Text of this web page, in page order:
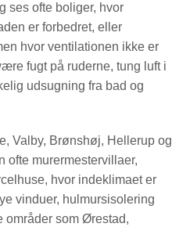
ses ofte boliger, hvor
er forbedret, eller
hvor ventilationen ikke er
fugt på ruderne, tung luft i
udsugning fra bad og
Valby, Brønshøj, Hellerup og
ofte murermestervillaer,
hvor indeklimaet er
vinduer, hulmursisolering
områder som Ørestad,